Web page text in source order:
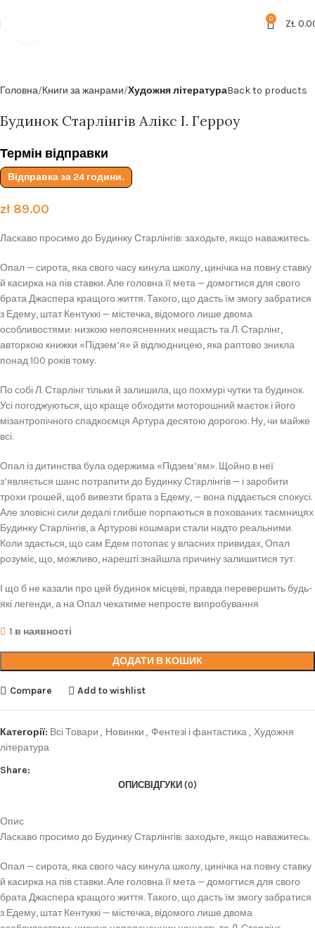
0 ZŁ
Головна Книги за жанрами Художня літератураBack to products
Будинок Старлінгів Алікс І. Герроу
Термін відправки
Відправка за 24 години.
zł89.00
Ласкаво просимо до Будинку Старлінгів: заходьте, якщо наважитесь.
Опал — сирота, яка свого часу кинула школу, цинічка на повну ставку
й касирка на пів ставки. Але головна її мета — домогтися для свого
брата Джаспера кращого життя. Такого, що дасть їм змогу забратися
з Едему, штат Кентуккі — містечка, відомого лише двома
особливостями: низкою непоясненних нещасть та Л. Старлінг,
авторкою книжки «Підзем’я» й відлюдницею, яка раптово зникла
понад 100 років тому.
По собі Л. Старлінг тільки й залишила, що похмурі чутки та будинок.
Усі погоджуються, що краще обходити моторошний маєток і його
мізантропічного спадкоємця Артура десятою дорогою. Ну, чи майже
всі.
Опал із дитинства була одержима «Підзем’ям». Щойно в неї
з’являється шанс потрапити до Будинку Старлінгів — і заробити
трохи грошей, щоб вивезти брата з Едему, — вона піддається спокусі.
Але зловісні сили дедалі глибше порпаються в похованих таємницях
Будинку Старлінгів, а Артурові кошмари стали надто реальними.
Коли здається, що сам Едем потопає у власних привидах, Опал
розуміє, що, можливо, нарешті знайшла причину залишитися тут.
І що б не казали про цей будинок місцеві, правда перевершить будь-
які легенди, а на Опал чекатиме непросте випробування
1 в наявності
ДОДАТИ В КОШИК
Compare Add to wishlist
Категорії: Всі Товари , Новинки , Фентезі і фантастика, Художня
література
Share:
ОПИСВІДГУКИ (0)
Опис
Ласкаво просимо до Будинку Старлінгів: заходьте, якщо наважитесь.
Опал — сирота, яка свого часу кинула школу, цинічка на повну ставку
й касирка на пів ставки. Але головна її мета — домогтися для свого
брата Джаспера кращого життя. Такого, що дасть їм змогу забратися
з Едему, штат Кентуккі — містечка, відомого лише двома